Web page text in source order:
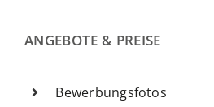
ANGEBOTE & PREISE
Bewerbungsfotos